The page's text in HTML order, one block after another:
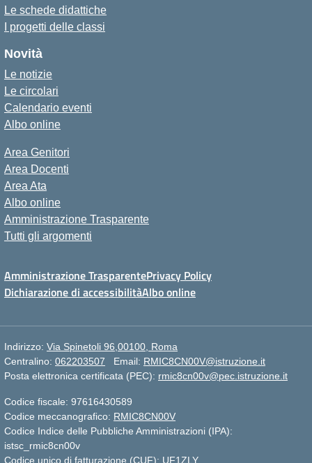
Le schede didattiche
I progetti delle classi
Novità
Le notizie
Le circolari
Calendario eventi
Albo online
Area Genitori
Area Docenti
Area Ata
Albo online
Amministrazione Trasparente
Tutti gli argomenti
Amministrazione TrasparentePrivacy Policy
Dichiarazione di accessibilitàAlbo online
Indirizzo: Via Spinetoli 96,00100, Roma
Centralino: 062203507 Email: RMIC8CN00V@istruzione.it
Posta elettronica certificata (PEC): rmic8cn00v@pec.istruzione.it
Codice fiscale: 97616430589
Codice meccanografico: RMIC8CN00V
Codice Indice delle Pubbliche Amministrazioni (IPA):
istsc_rmic8cn00v
Codice unico di fatturazione (CUF): UF1ZLY